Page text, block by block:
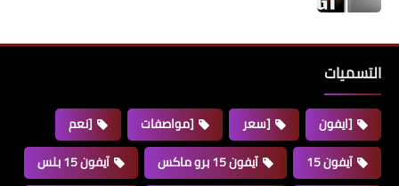
التسميات
[ايفون [سعر [مواصفات
[نعم
آيفون 15
آيفون 15 برو ماكس
آيفون 15 بلس